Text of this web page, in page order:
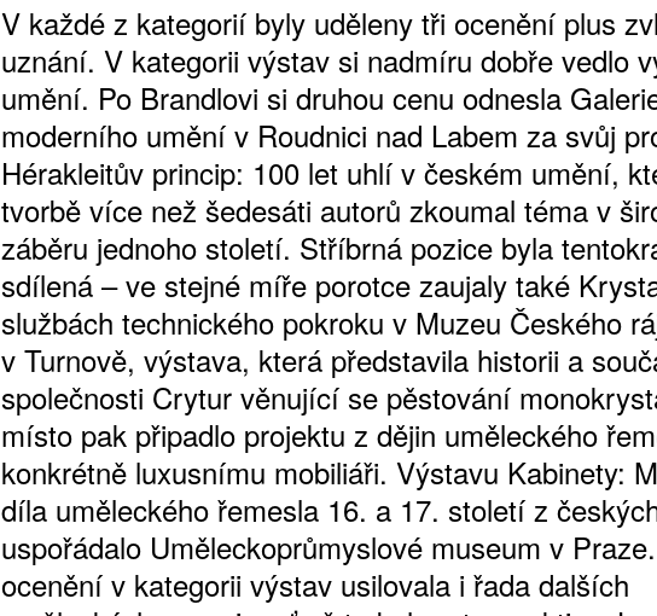
V každé z kategorií byly uděleny tři ocenění plus
uznání. V kategorii výstav si nadmíru dobře vedlo
umění. Po Brandlovi si druhou cenu odnesla
moderního umění v Roudnici nad Labem za svůj
Hérakleitův princip: 100 let uhlí v českém umění,
tvorbě více než šedesáti autorů zkoumal téma v
záběru jednoho století. Stříbrná pozice byla
sdílená – ve stejné míře porotce zaujaly také
službách technického pokroku v Muzeu Českého
v Turnově, výstava, která představila historii a
společnosti Crytur věnující se pěstování
místo pak připadlo projektu z dějin uměleckého
konkrétně luxusnímu mobiliáři. Výstavu Kabinety:
díla uměleckého řemesla 16. a 17. století z
uspořádalo Uměleckoprůmyslové museum v
ocenění v kategorii výstav usilovala i řada dalších